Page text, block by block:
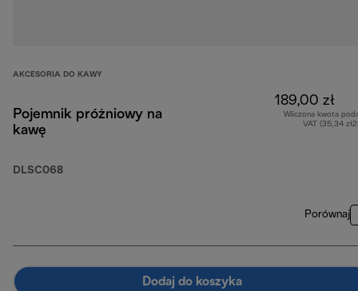
AKCESORIA DO KAWY
Pojemnik próżniowy na
kawę
DLSC068
189,00 zł
Wliczona kwota
VAT (35,34
Porównaj
Dodaj do koszyka